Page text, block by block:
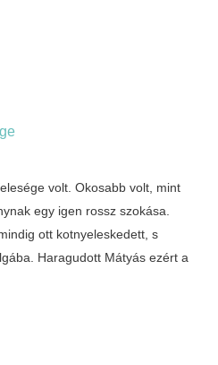
volt. Okosabb volt, mint
egy igen rossz szokása.
ott kotnyeleskedett, s
Haragudott Mátyás ezért a